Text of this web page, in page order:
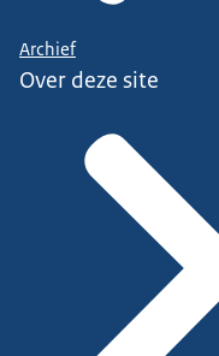
Archief
Over deze site